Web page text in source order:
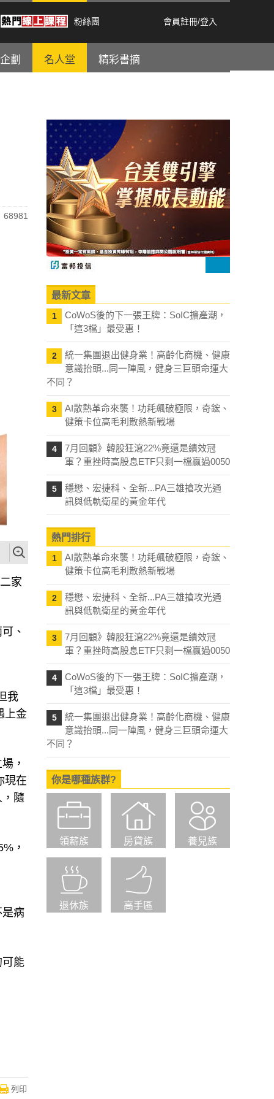
粉絲團 會員註冊/登入
劃 名人堂 精彩書摘
68981
家
、
我
上金
，
現在
隨
，
是病
可能
列印
最新文章
1
CoWoS後的下一張王牌：SoIC擴產潮，
「這3檔」最受惠！
2
統一集團退出健身業！高齡化商機、健康
意識抬頭...同一陣風，健身三巨頭命運大
不同？
3
AI散熱革命來襲！功耗飆破極限，奇鋐、
健策卡位高毛利散熱新戰場
4
7月回顧》韓股狂瀉22%竟還是績效冠
軍？重挫時高股息ETF只剩一檔贏過0050
5
穩懋、宏捷科、全新...PA三雄搶攻光通
訊與低軌衛星的黃金年代
熱門排行
1
AI散熱革命來襲！功耗飆破極限，奇鋐、
健策卡位高毛利散熱新戰場
2
穩懋、宏捷科、全新...PA三雄搶攻光通
訊與低軌衛星的黃金年代
3
7月回顧》韓股狂瀉22%竟還是績效冠
軍？重挫時高股息ETF只剩一檔贏過0050
4
CoWoS後的下一張王牌：SoIC擴產潮，
「這3檔」最受惠！
5
統一集團退出健身業！高齡化商機、健康
意識抬頭...同一陣風，健身三巨頭命運大
不同？
你是哪種族群?
領薪族 房貸族 養兒族
退休族 高手區